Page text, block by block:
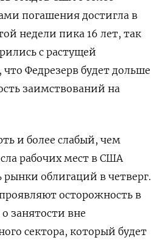
погашения достигла в
недели пика 16 лет, так
с растущей
Федрезерв будет дольше
заимствований на
и более слабый, чем
рабочих мест в США
облигаций в четверг.
осторожность в
занятости вне
сектора, который будет